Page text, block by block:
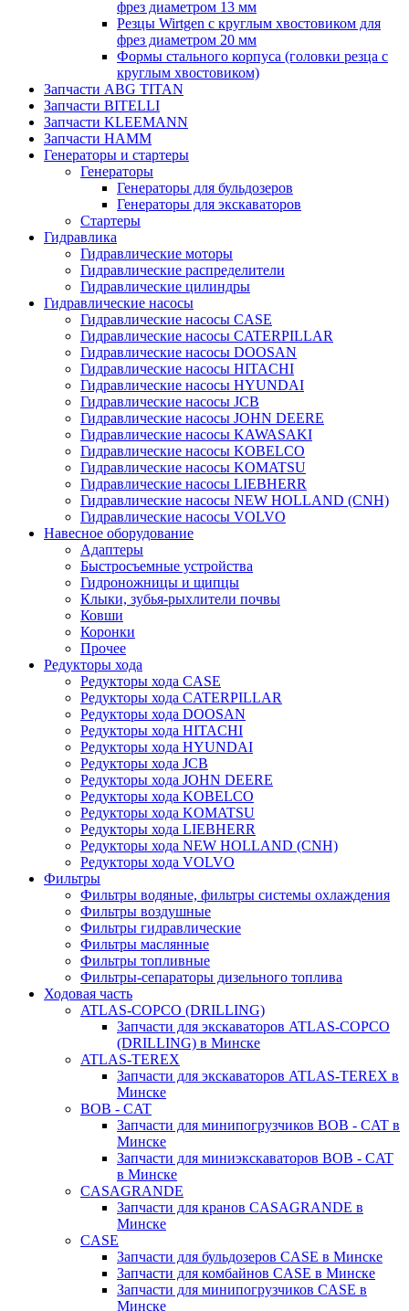
фрез диаметром 13 мм
Резцы Wirtgen с круглым хвостовиком для
фрез диаметром 20 мм
Формы стального корпуса (головки резца с
круглым хвостовиком)
Запчасти ABG TITAN
Запчасти BITELLI
Запчасти KLEEMANN
Запчасти HAMM
Генераторы и стартеры
Генераторы
Генераторы для бульдозеров
Генераторы для экскаваторов
Стартеры
Гидравлика
Гидравлические моторы
Гидравлические распределители
Гидравлические цилиндры
Гидравлические насосы
Гидравлические насосы CASE
Гидравлические насосы CATERPILLAR
Гидравлические насосы DOOSAN
Гидравлические насосы HITACHI
Гидравлические насосы HYUNDAI
Гидравлические насосы JCB
Гидравлические насосы JOHN DEERE
Гидравлические насосы KAWASAKI
Гидравлические насосы KOBELCO
Гидравлические насосы KOMATSU
Гидравлические насосы LIEBHERR
Гидравлические насосы NEW HOLLAND (CNH)
Гидравлические насосы VOLVO
Навесное оборудование
Адаптеры
Быстросъемные устройства
Гидроножницы и щипцы
Клыки, зубья-рыхлители почвы
Ковши
Коронки
Прочее
Редукторы хода
Редукторы хода CASE
Редукторы хода CATERPILLAR
Редукторы хода DOOSAN
Редукторы хода HITACHI
Редукторы хода HYUNDAI
Редукторы хода JCB
Редукторы хода JOHN DEERE
Редукторы хода KOBELCO
Редукторы хода KOMATSU
Редукторы хода LIEBHERR
Редукторы хода NEW HOLLAND (CNH)
Редукторы хода VOLVO
Фильтры
Фильтры водяные, фильтры системы охлаждения
Фильтры воздушные
Фильтры гидравлические
Фильтры маслянные
Фильтры топливные
Фильтры-сепараторы дизельного топлива
Ходовая часть
ATLAS-COPCO (DRILLING)
Запчасти для экскаваторов ATLAS-COPCO
(DRILLING) в Минске
ATLAS-TEREX
Запчасти для экскаваторов ATLAS-TEREX в
Минске
BOB - CAT
Запчасти для минипогрузчиков BOB - CAT в
Минске
Запчасти для миниэкскаваторов BOB - CAT
в Минске
CASAGRANDE
Запчасти для кранов CASAGRANDE в
Минске
CASE
Запчасти для бульдозеров CASE в Минске
Запчасти для комбайнов CASE в Минске
Запчасти для минипогрузчиков CASE в
Минске